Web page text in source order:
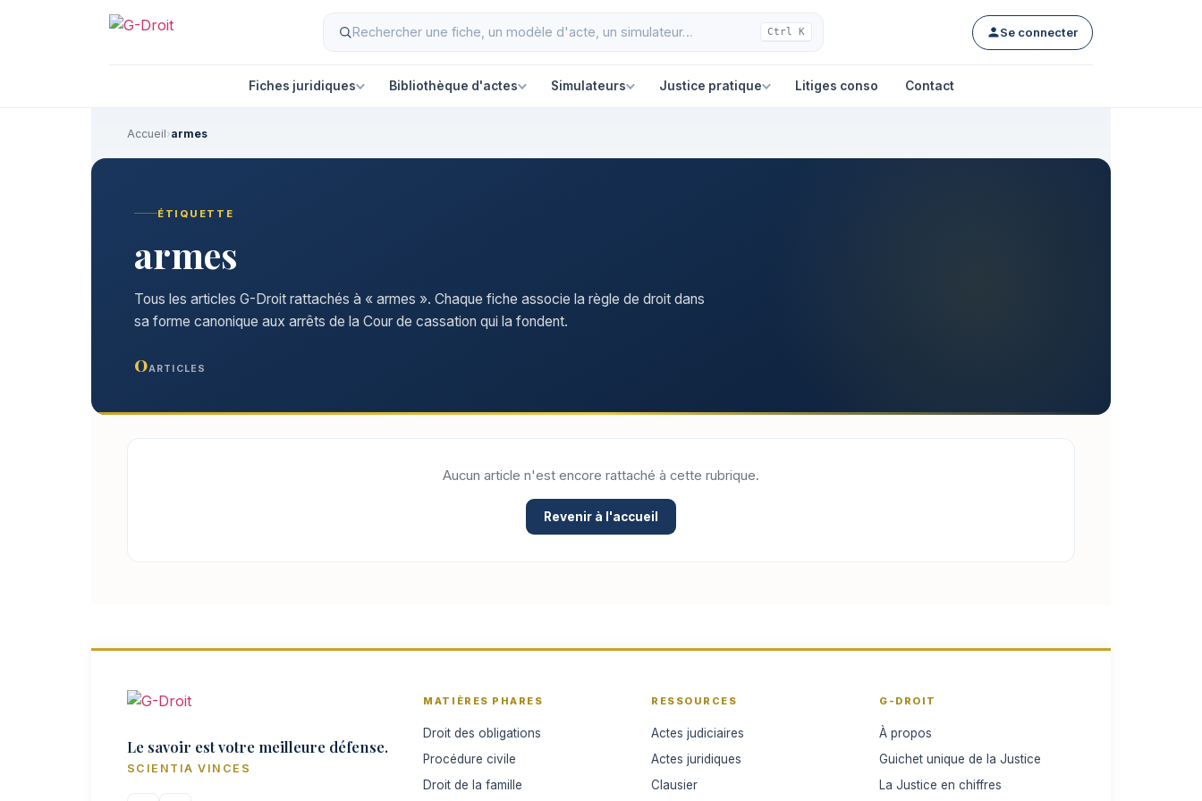
Ctrl K Se connecter
Fiches juridiques Bibliothèque d'actes Simulateurs Justice pratique Litiges conso Contact
Accueil›armes
ÉTIQUETTE
armes
Tous les articles G-Droit rattachés à « armes ». Chaque fiche associe la règle de droit dans
sa forme canonique aux arrêts de la Cour de cassation qui la fondent.
0ARTICLES
Aucun article n'est encore rattaché à cette rubrique.
Revenir à l'accueil
Le savoir est votre meilleure défense.
SCIENTIA VINCES
MATIÈRES PHARES
Droit des obligations
Procédure civile
Droit de la famille
RESSOURCES
Actes judiciaires
Actes juridiques
Clausier
G-DROIT
À propos
Guichet unique de la Justice
La Justice en chiffres